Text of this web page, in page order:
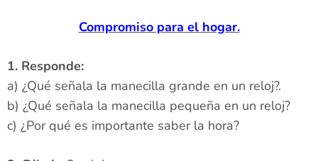
Compromiso para el hogar.
1. Responde:
a) ¿Qué señala la manecilla grande en un reloj?.
b) ¿Qué señala la manecilla pequeña en un reloj?
c) ¿Por qué es importante saber la hora?